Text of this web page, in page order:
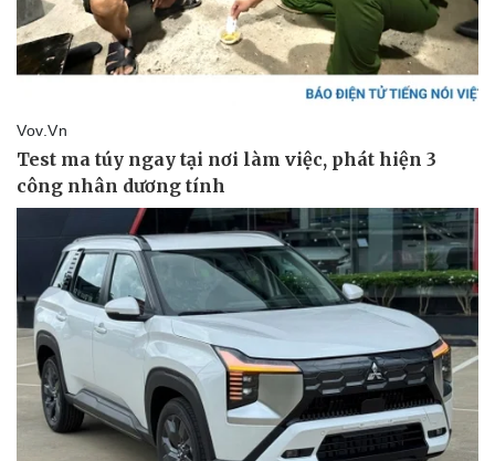
Pháp luật
Tin nóng
Tư vấn luật
Quân sự - Quốc phòng
Phân tích